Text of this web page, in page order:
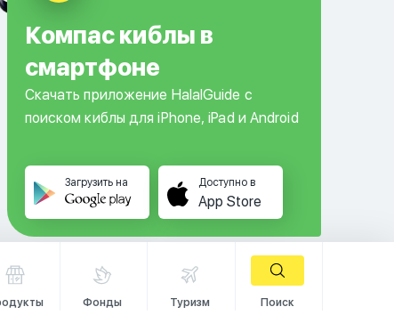
Компас киблы в
смартфоне
Скачать приложение HalalGuide с
поиском киблы для iPhone, iPad и Android
Загрузить на Доступно в
App Store
Фонды Туризм Поиск